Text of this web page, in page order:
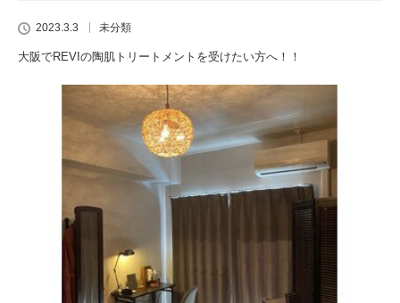
2023.3.3 未分類
大阪でREVIの陶肌トリートメントを受けたい方へ！！